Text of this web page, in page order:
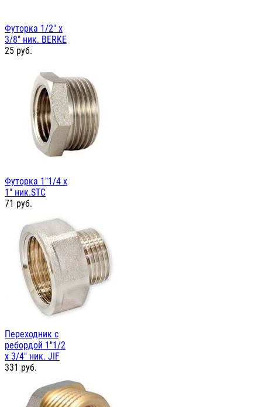
Футорка 1/2" х
3/8" ник. BERKE
25 руб.
Футорка 1"1/4 х
1" ник.STC
71 руб.
Переходник с
ребордой 1"1/2
х 3/4" ник. JIF
331 руб.